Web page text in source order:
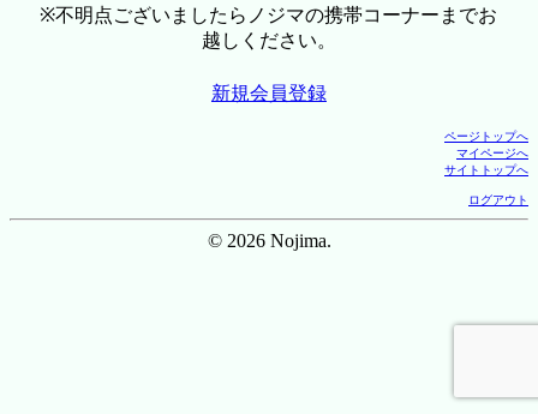
※不明点ございましたらノジマの携帯コーナーまでお
越しください。
新規会員登録
ページトップへ
マイページへ
サイトトップへ
ログアウト
© 2026 Nojima.